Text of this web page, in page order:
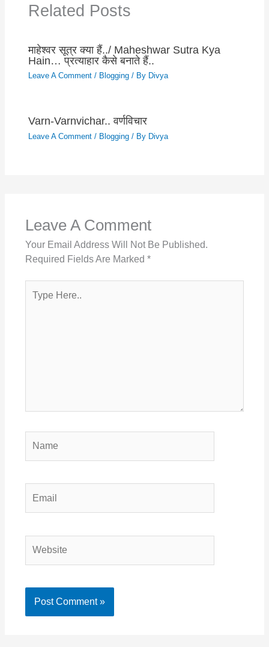
Related Posts
माहेश्वर सूत्र क्या हैं../ Maheshwar Sutra Kya
Hain… प्रत्याहार कैसे बनाते हैं..
Leave A Comment / Blogging / By Divya
Varn-Varnvichar.. वर्णविचार
Leave A Comment / Blogging / By Divya
Leave A Comment
Your Email Address Will Not Be Published.
Required Fields Are Marked *
Here..